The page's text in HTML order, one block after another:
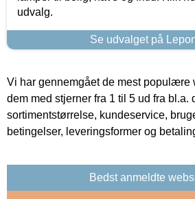
udvalg.
Se udvalget på
Vi har gennemgået de mest populære
dem med stjerner fra 1 til 5 ud fra bl.a.
sortimentstørrelse, kundeservice,
betingelser, leveringsformer og
Bedst anmeldte